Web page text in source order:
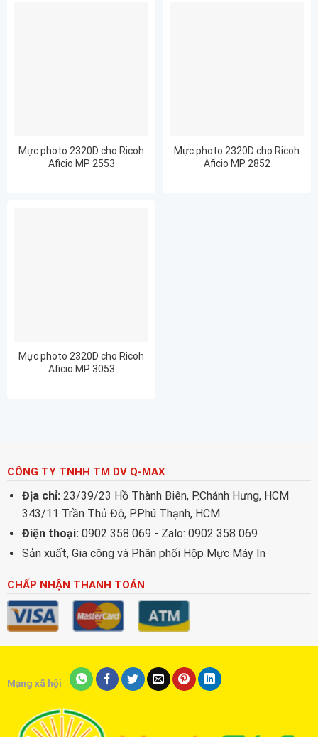
Mực photo 2320D cho Ricoh
Aficio MP 2553
Mực photo 2320D cho Ricoh
Aficio MP 2852
Mực photo 2320D cho Ricoh
Aficio MP 3053
CÔNG TY TNHH TM DV Q-MAX
Địa chỉ: 23/39/23 Hồ Thành Biên, P.Chánh Hưng, HCM
343/11 Trần Thủ Độ, P.Phú Thạnh, HCM
Điện thoại: 0902 358 069 - Zalo: 0902 358 069
Sản xuất, Gia công và Phân phối Hộp Mực Máy In
CHẤP NHẬN THANH TOÁN
Mạng xã hội